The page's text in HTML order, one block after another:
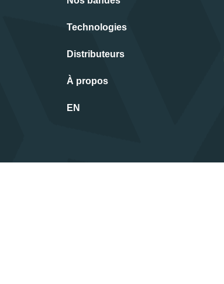
Technologies
Distributeurs
À propos
EN